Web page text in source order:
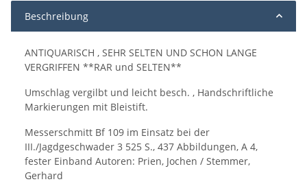
Beschreibung
ANTIQUARISCH , SEHR SELTEN UND SCHON LANGE
VERGRIFFEN **RAR und SELTEN**
Umschlag vergilbt und leicht besch. , Handschriftliche
Markierungen mit Bleistift.
Messerschmitt Bf 109 im Einsatz bei der
III./Jagdgeschwader 3 525 S., 437 Abbildungen, A 4,
fester Einband Autoren: Prien, Jochen / Stemmer,
Gerhard